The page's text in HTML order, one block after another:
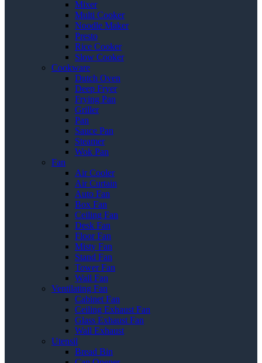
Mixer
Multi Cooker
Noodle Maker
Presto
Rice Cooker
Slow Cooker
Cookware
Dutch Oven
Deep Fryer
Frying Pan
Griller
Pan
Sauce Pan
Steamer
Wok Pan
Fan
Air Cooler
Air Curtain
Auto Fan
Box Fan
Ceiling Fan
Desk Fan
Floor Fan
Misty Fan
Stand Fan
Tower Fan
Wall Fan
Ventilating Fan
Cabinet Fan
Ceiling Exhaust Fan
Glass Exhaust Fan
Wall Exhaust
Utensil
Bread Bin